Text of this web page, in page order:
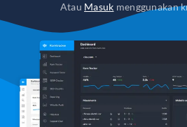
Atau Masuk menggunakan